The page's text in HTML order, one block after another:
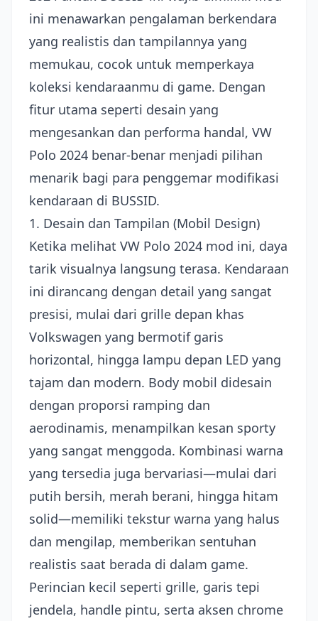
ini menawarkan pengalaman berkendara
yang realistis dan tampilannya yang
memukau, cocok untuk memperkaya
koleksi kendaraanmu di game. Dengan
fitur utama seperti desain yang
mengesankan dan performa handal, VW
Polo 2024 benar-benar menjadi pilihan
menarik bagi para penggemar modifikasi
kendaraan di BUSSID.
1. Desain dan Tampilan (Mobil Design)
Ketika melihat VW Polo 2024 mod ini, daya
tarik visualnya langsung terasa. Kendaraan
ini dirancang dengan detail yang sangat
presisi, mulai dari grille depan khas
Volkswagen yang bermotif garis
horizontal, hingga lampu depan LED yang
tajam dan modern. Body mobil didesain
dengan proporsi ramping dan
aerodinamis, menampilkan kesan sporty
yang sangat menggoda. Kombinasi warna
yang tersedia juga bervariasi—mulai dari
putih bersih, merah berani, hingga hitam
solid—memiliki tekstur warna yang halus
dan mengilap, memberikan sentuhan
realistis saat berada di dalam game.
Perincian kecil seperti grille, garis tepi
jendela, handle pintu, serta aksen chrome